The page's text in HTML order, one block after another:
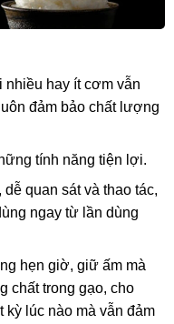
hay ít cơm vẫn
đảm bảo chất lượng
tính năng tiện lợi.
quan sát và thao tác,
ngay từ lần dùng
hẹn giờ, giữ ấm mà
chất trong gạo, cho
kỳ lúc nào mà vẫn đảm